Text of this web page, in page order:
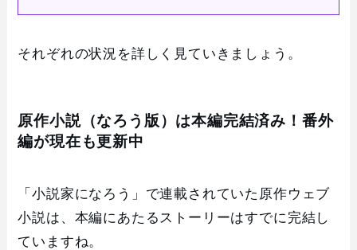
それぞれの状況を詳しく見ていきましょう。
原作小説（なろう版）は本編完結済み！番外
編が現在も更新中
「小説家になろう」で連載されていた原作ウェブ
小説は、本編にあたるストーリーはすでに完結し
ていますね。